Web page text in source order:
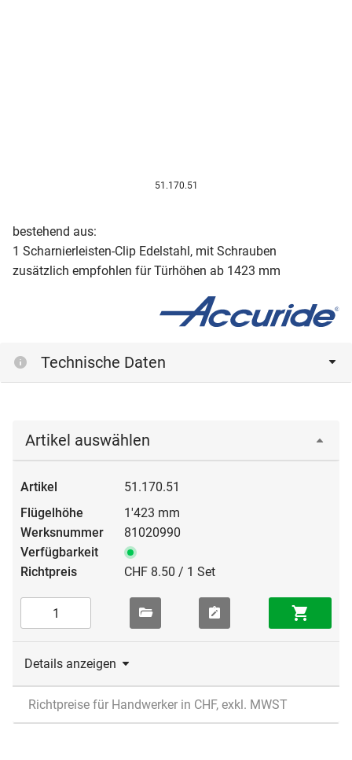
51.170.51
bestehend aus:
1 Scharnierleisten-Clip Edelstahl, mit Schrauben
zusätzlich empfohlen für Türhöhen ab 1423 mm
Technische Daten
Artikel auswählen
51.170.51
1'423 mm
81020990
CHF 8.50 / 1 Set
Details anzeigen
Richtpreise für Handwerker in CHF, exkl. MWST